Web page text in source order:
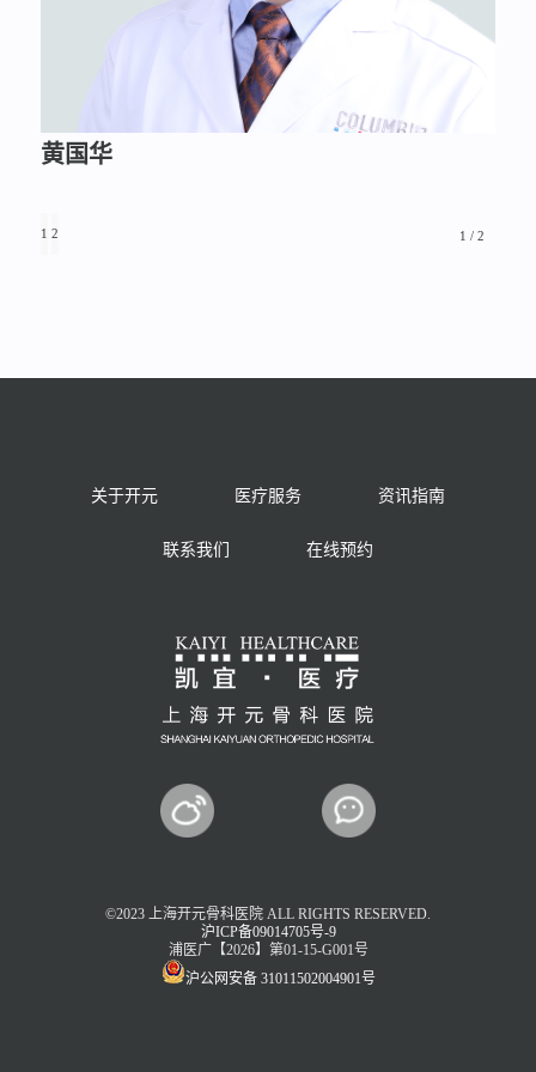
黄国华
1 / 2
1 2
关于开元 医疗服务 资讯指南
联系我们 在线预约
©2023 上海开元骨科医院 ALL RIGHTS RESERVED.
沪ICP备09014705号-9
浦医广【2026】第01-15-G001号
沪公网安备 31011502004901号